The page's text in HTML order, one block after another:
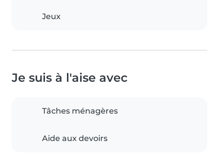
Jeux
Je suis à l'aise avec
Tâches ménagères
Aide aux devoirs